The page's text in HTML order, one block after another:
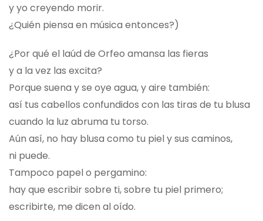
y yo creyendo morir.
¿Quién piensa en música entonces?)
¿Por qué el laúd de Orfeo amansa las fieras
y a la vez las excita?
Porque suena y se oye agua, y aire también:
así tus cabellos confundidos con las tiras de tu blusa
cuando la luz abruma tu torso.
Aún así, no hay blusa como tu piel y sus caminos,
ni puede.
Tampoco papel o pergamino:
hay que escribir sobre ti, sobre tu piel primero;
escribirte, me dicen al oído.